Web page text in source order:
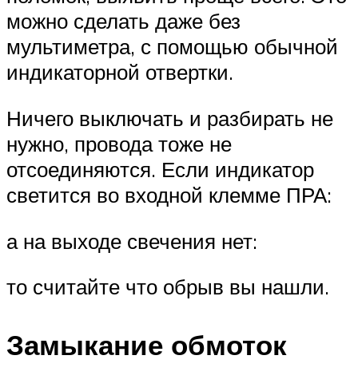
можно сделать даже без
мультиметра, с помощью обычной
индикаторной отвертки.
Ничего выключать и разбирать не
нужно, провода тоже не
отсоединяются. Если индикатор
светится во входной клемме ПРА:
а на выходе свечения нет:
то считайте что обрыв вы нашли.
Замыкание обмоток